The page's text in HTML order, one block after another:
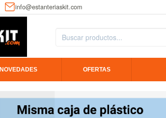
info@estanteriaskit.com
NOVEDADES OFERTAS